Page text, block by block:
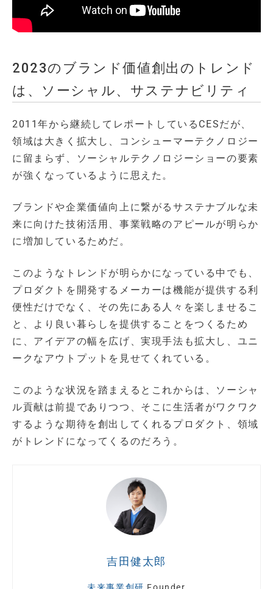
2023のブランド価値創出のトレンド
は、ソーシャル、サステナビリティ
2011年から継続してレポートしているCESだが、
領域は大きく拡大し、コンシューマーテクノロジー
に留まらず、ソーシャルテクノロジーショーの要素
が強くなっているように思えた。
ブランドや企業価値向上に繋がるサステナブルな未
来に向けた技術活用、事業戦略のアピールが明らか
に増加しているためだ。
このようなトレンドが明らかになっている中でも、
プロダクトを開発するメーカーは機能が提供する利
便性だけでなく、その先にある人々を楽しませるこ
と、より良い暮らしを提供することをつくるため
に、アイデアの幅を広げ、実現手法も拡大し、ユニ
ークなアウトプットを見せてくれている。
このような状況を踏まえるとこれからは、ソーシャ
ル貢献は前提でありつつ、そこに生活者がワクワク
するような期待を創出してくれるプロダクト、領域
がトレンドになってくるのだろう。
吉田健太郎